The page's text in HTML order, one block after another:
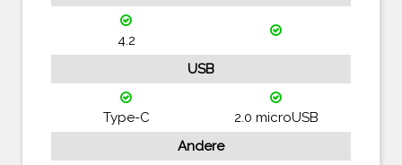
4.2
USB
Type-C
2.0 microUSB
Andere